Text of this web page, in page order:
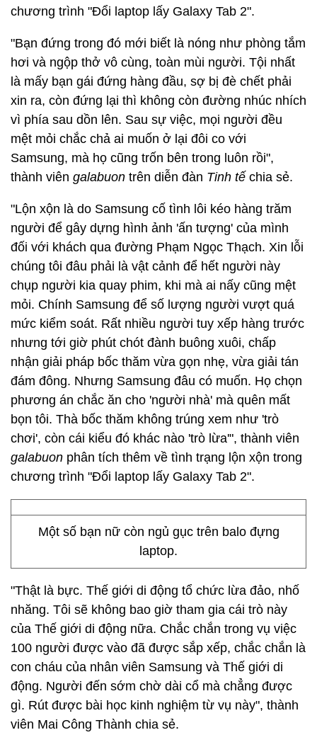
chương trình "Đổi laptop lấy Galaxy Tab 2".
"Bạn đứng trong đó mới biết là nóng như phòng tắm
hơi và ngộp thở vô cùng, toàn mùi người. Tội nhất
là mấy bạn gái đứng hàng đầu, sợ bị đè chết phải
xin ra, còn đứng lại thì không còn đường nhúc nhích
vì phía sau dồn lên. Sau sự việc, mọi người đều
mệt mỏi chắc chả ai muốn ở lại đôi co với
Samsung, mà họ cũng trốn bên trong luôn rồi",
thành viên galabuon trên diễn đàn Tinh tế chia sẻ.
"Lộn xộn là do Samsung cố tình lôi kéo hàng trăm
người để gây dựng hình ảnh 'ấn tượng' của mình
đối với khách qua đường Phạm Ngọc Thạch. Xin lỗi
chúng tôi đâu phải là vật cảnh để hết người này
chụp người kia quay phim, khi mà ai nấy cũng mệt
mỏi. Chính Samsung để số lượng người vượt quá
mức kiểm soát. Rất nhiều người tuy xếp hàng trước
nhưng tới giờ phút chót đành buông xuôi, chấp
nhận giải pháp bốc thăm vừa gọn nhẹ, vừa giải tán
đám đông. Nhưng Samsung đâu có muốn. Họ chọn
phương án chắc ăn cho 'người nhà' mà quên mất
bọn tôi. Thà bốc thăm không trúng xem như 'trò
chơi', còn cái kiểu đó khác nào 'trò lừa'", thành viên
galabuon phân tích thêm về tình trạng lộn xộn trong
chương trình "Đổi laptop lấy Galaxy Tab 2".
Một số bạn nữ còn ngủ gục trên balo đựng
laptop.
"Thật là bực. Thế giới di động tổ chức lừa đảo, nhố
nhăng. Tôi sẽ không bao giờ tham gia cái trò này
của Thế giới di động nữa. Chắc chắn trong vụ việc
100 người được vào đã được sắp xếp, chắc chắn là
con cháu của nhân viên Samsung và Thế giới di
động. Người đến sớm chờ dài cổ mà chẳng được
gì. Rút được bài học kinh nghiệm từ vụ này", thành
viên Mai Công Thành chia sẻ.